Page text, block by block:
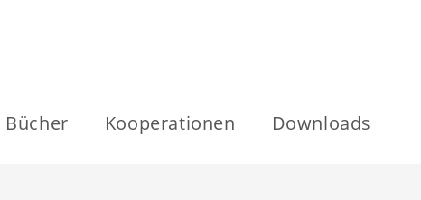
Bücher Kooperationen Downloads